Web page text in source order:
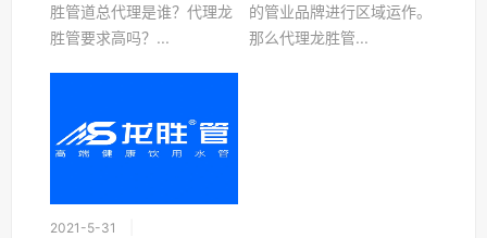
胜管道总代理是谁？代理龙
胜管要求高吗？...
的管业品牌进行区域运作。
那么代理龙胜管...
2021-5-31